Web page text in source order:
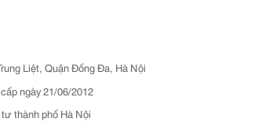
Liệt, Quận Đống Đa, Hà Nội
ngày 21/06/2012
thành phố Hà Nội